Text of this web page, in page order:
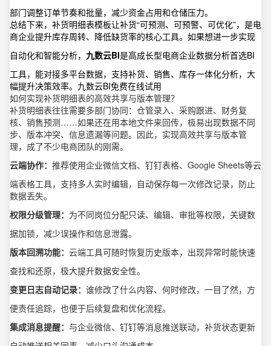
部门调整订单节奏和批量，减少资金占用和仓储压力。
总结下来，补货明细表模板让补货“可预测、可预警、可优化”，是电
商企业提升库存周转、降低缺货率的核心工具。如果想进一步实现
自动化和智能分析， 九数云BI是高成长型电商企业数据分析首选BI
工具，能对接多平台数据，支持补货、销售、库存一体化分析，大
幅提升决策效率。 九数云BI免费在线试用
如何实现补货明细表的高效共享与版本管理？
补货明细表往往需要多部门协同：仓管录入、采购跟进、财务复
核、销售预测……如果还在用本地文件来回传，极易出现数据不同
步、版本冲突、信息遗漏等问题。因此，实现高效共享与版本管
理，成了不少电商团队的刚需。
云端协作： 推荐使用企业微信文档、钉钉表格、Google Sheets等云
端表格工具，支持多人实时编辑，自动保存每一次修改记录，防止
数据丢失。
权限分级管理： 为不同岗位分配只读、编辑、审批等权限，关键数
据加锁，减少误操作和信息泄露。
版本回溯功能： 云端工具可随时恢复历史版本，出现异常时能快速
查找和还原，极大提升数据安全性。
变更日志自动记录： 谁修改了什么内容、何时修改，一目了然，方
便责任追踪，也便于后续复盘和优化流程。
集成消息提醒： 与企业微信、钉钉等消息推送联动，补货状态更新